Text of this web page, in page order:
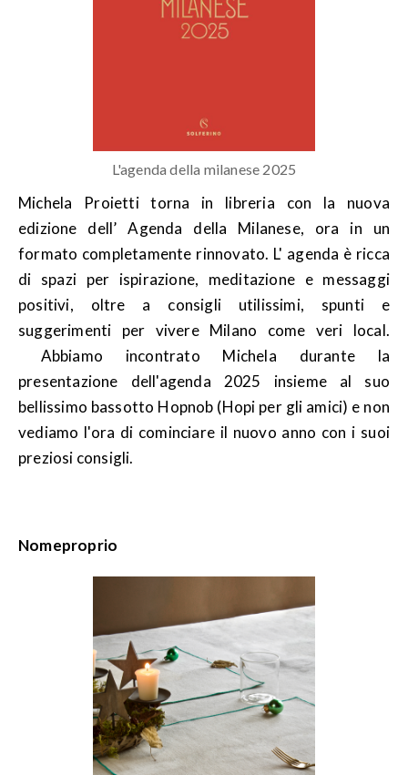
L'agenda della milanese 2025
Michela Proietti torna in libreria con la nuova
edizione dell’ Agenda della Milanese, ora in un
formato completamente rinnovato. L' agenda è ricca
di spazi per ispirazione, meditazione e messaggi
positivi, oltre a consigli utilissimi, spunti e
suggerimenti per vivere Milano come veri local.
Abbiamo incontrato Michela durante la
presentazione dell'agenda 2025 insieme al suo
bellissimo bassotto Hopnob (Hopi per gli amici) e non
vediamo l'ora di cominciare il nuovo anno con i suoi
preziosi consigli.
Nomeproprio